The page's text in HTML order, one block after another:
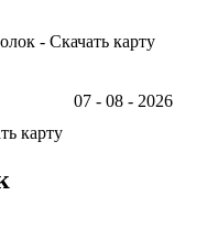
- Скачать карту
07 - 08 - 2026
карту